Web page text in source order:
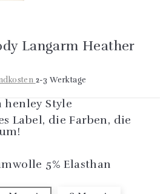
Langarm Heather
2-3 Werktage
Style
Label, die Farben, die
5% Elasthan